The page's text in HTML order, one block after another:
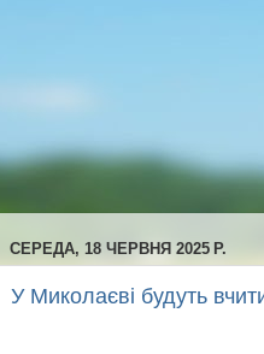
СЕРЕДА, 18 ЧЕРВНЯ 2025 Р.
У Миколаєві будуть